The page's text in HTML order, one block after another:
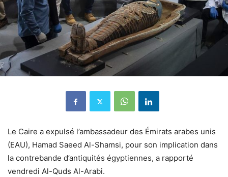
Le Caire a expulsé l’ambassadeur des Émirats arabes unis
(EAU), Hamad Saeed Al-Shamsi, pour son implication dans
la contrebande d’antiquités égyptiennes, a rapporté
vendredi Al-Quds Al-Arabi.